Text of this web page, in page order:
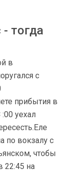
тогда
в
с
прибытия в
уехал
по вокзалу с
чтобы
22:45 на